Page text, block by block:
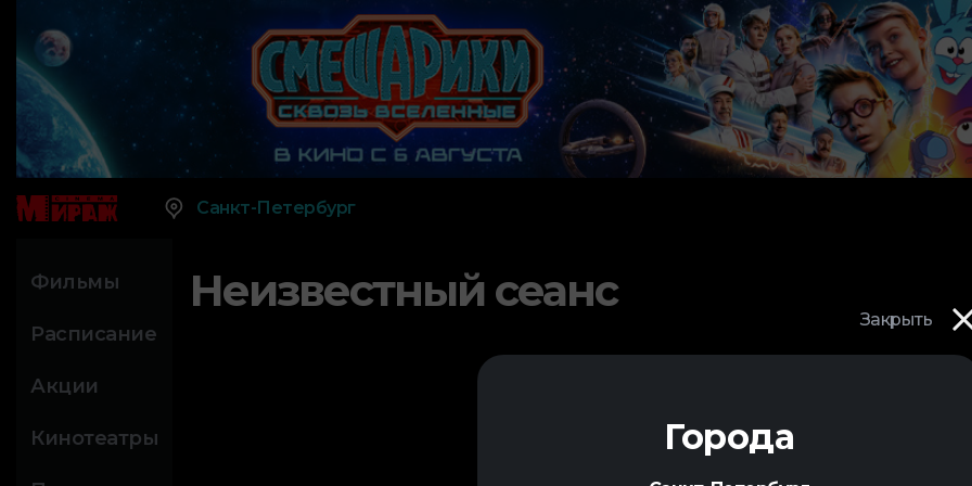
Закрыть
Города
Санкт-Петербург
Фильмы
Расписание
Акции
Кинотеатры
Неизвестный сеанс